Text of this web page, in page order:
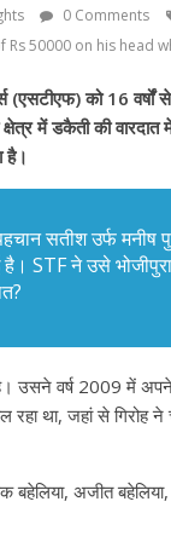
0 Comments
50000 on his head
(एसटीएफ) को 16
क्षेत्र में डकैती की
है।
सतीश उर्फ मनीष
STF ने उसे
वर्ष 2009 में अपने
रहा था, जहां से
बहेलिया, अजीत